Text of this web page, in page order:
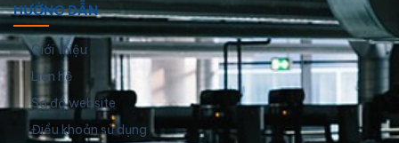
HƯỚNG DẪN
Giới thiệu
Liên hệ
Sơ đồ website
Điều khoản sử dụng